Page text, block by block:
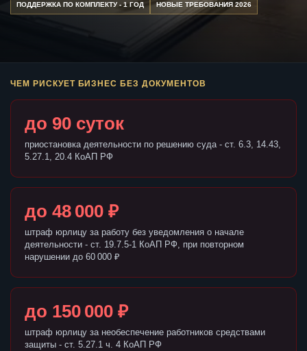
ПОДДЕРЖКА ПО КОМПЛЕКТУ - 1 ГОД НОВЫЕ ТРЕБОВАНИЯ 2026
ЧЕМ РИСКУЕТ БИЗНЕС БЕЗ ДОКУМЕНТОВ
до 90 суток
приостановка деятельности по решению суда - ст. 6.3, 14.43,
5.27.1, 20.4 КоАП РФ
до 48 000 ₽
штраф юрлицу за работу без уведомления о начале
деятельности - ст. 19.7.5-1 КоАП РФ, при повторном
нарушении до 60 000 ₽
до 150 000 ₽
штраф юрлицу за необеспечение работников средствами
защиты - ст. 5.27.1 ч. 4 КоАП РФ